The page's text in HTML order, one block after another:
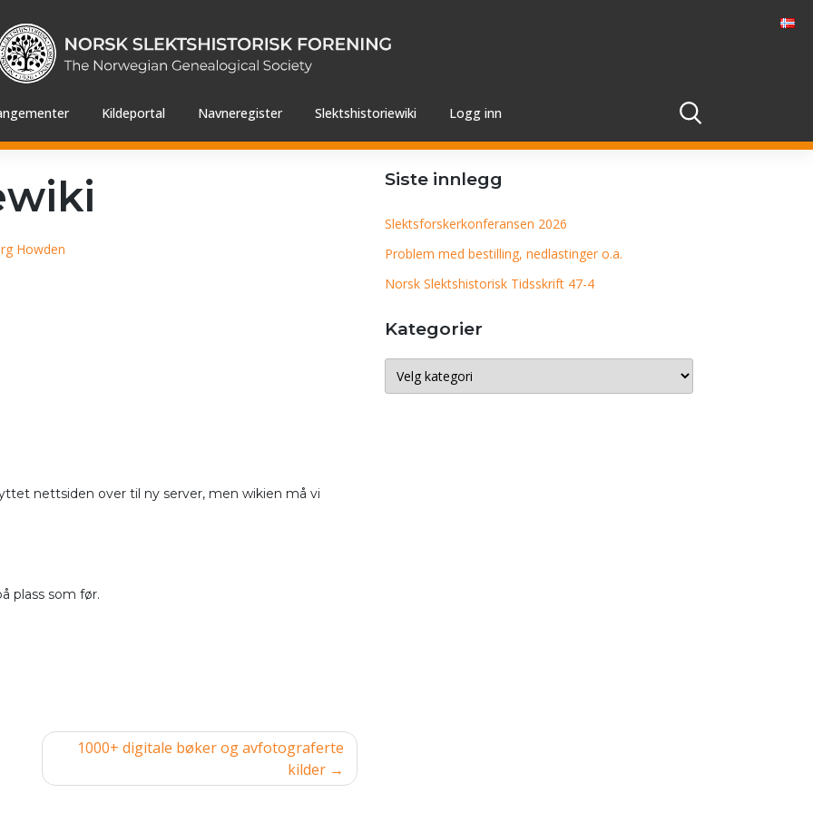
Kildeportal Navneregister Slektshistoriewiki Logg inn
Howden
nettsiden over til ny server, men wikien må vi
plass som før.
1000+ digitale bøker og avfotograferte
kilder
Siste innlegg
Slektsforskerkonferansen 2026
Problem med bestilling, nedlastinger o.a.
Norsk Slektshistorisk Tidsskrift 47-4
Kategorier